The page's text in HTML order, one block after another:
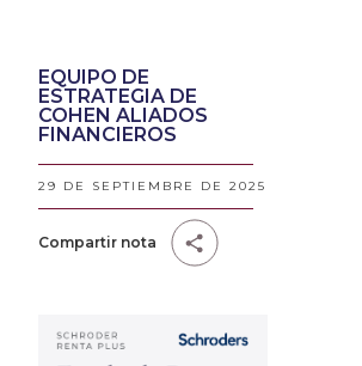
EQUIPO DE
ESTRATEGIA DE
COHEN ALIADOS
FINANCIEROS
29 DE SEPTIEMBRE DE 2025
Compartir nota